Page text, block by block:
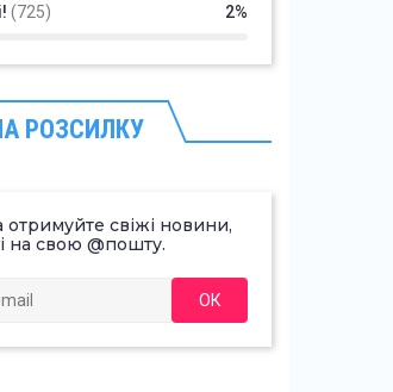
(725) 2%
РОЗСИЛКУ
отримуйте свіжі новини,
на свою @пошту.
ОК